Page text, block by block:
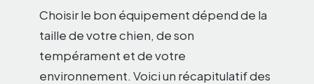
Choisir le bon équipement dépend de la
taille de votre chien, de son
tempérament et de votre
environnement. Voici un récapitulatif des